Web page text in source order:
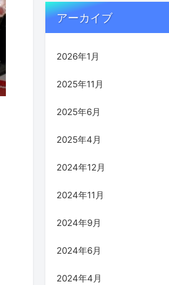
アーカイブ
2026年1月
2025年11月
2025年6月
2025年4月
2024年12月
2024年11月
2024年9月
2024年6月
2024年4月